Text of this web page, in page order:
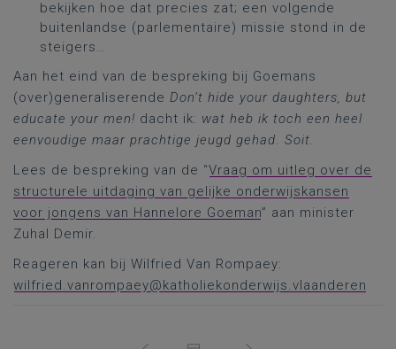
bekijken hoe dat precies zat; een volgende
buitenlandse (parlementaire) missie stond in de
steigers…
Aan het eind van de bespreking bij Goemans
(over)generaliserende Don’t hide your daughters, but
educate your men! dacht ik: wat heb ik toch een heel
eenvoudige maar prachtige jeugd gehad. Soit.
Lees de bespreking van de “Vraag om uitleg over de
structurele uitdaging van gelijke onderwijskansen
voor jongens van Hannelore Goeman” aan minister
Zuhal Demir.
Reageren kan bij Wilfried Van Rompaey:
wilfried.vanrompaey@katholiekonderwijs.vlaanderen